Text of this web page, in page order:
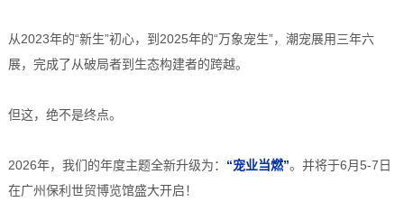
从2023年的“新生”初心，到2025年的“万象宠生”，潮宠展用三年六
展，完成了从破局者到生态构建者的跨越。
但这，绝不是终点。
2026年，我们的年度主题全新升级为： “宠业当燃”。并将于6月5-7日
在广州保利世贸博览馆盛大开启！